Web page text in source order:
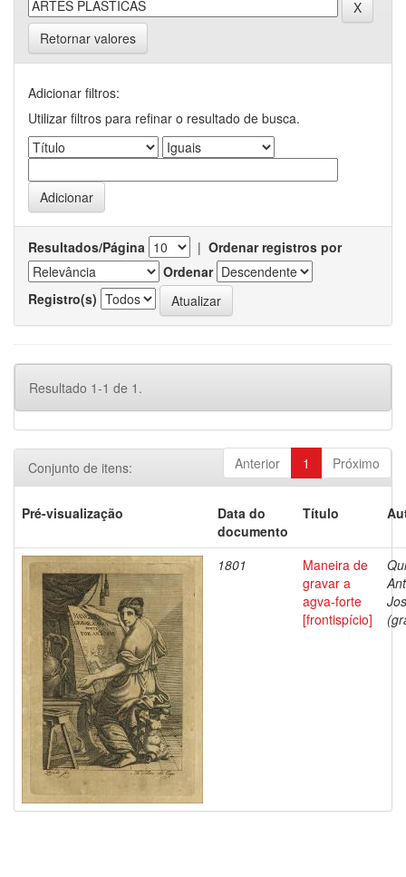
Retornar valores
Adicionar filtros:
Utilizar filtros para refinar o resultado de busca.
Resultados/Página | Ordenar registros por
Ordenar
Registro(s)
Resultado 1-1 de 1.
Anterior 1 Próximo
Conjunto de itens:
Pré-visualização
Data do
documento
Título
1801
Maneira de
gravar a
agva-forte
[frontispício]